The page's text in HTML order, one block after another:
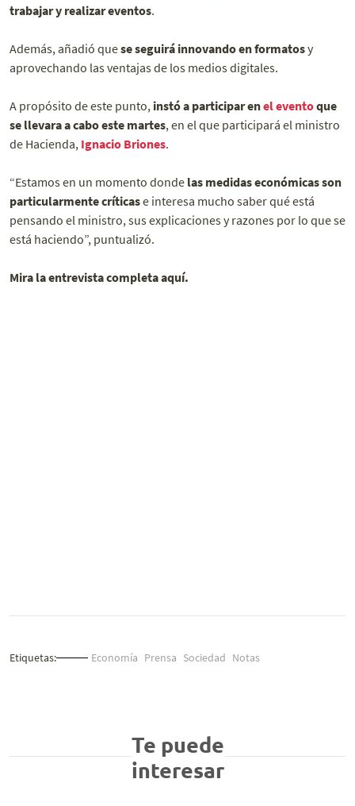
trabajar y realizar eventos.
Además, añadió quese seguirá innovando en formatosy
aprovechando las ventajas de los medios digitales.
A propósito de este punto, instó a participar enel eventoque
se llevara a cabo este martes, en el que participará el ministro
de Hacienda, Ignacio Briones.
“Estamos en un momento donde las medidas económicas son
particularmente críticase interesa mucho saber qué está
pensando el ministro, sus explicaciones y razones por lo que se
está haciendo”, puntualizó.
Mira la entrevista completa aquí.
Etiquetas: Economía Prensa Sociedad Notas
Te puede
interesar